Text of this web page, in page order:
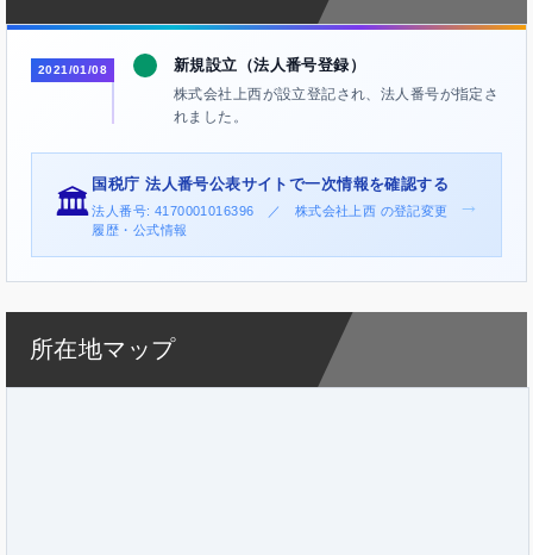
2021/01/08 新規設立（法人番号登録）
株式会社上西が設立登記され、法人番号が指定さ
れました。
🏛️
国税庁 法人番号公表サイトで一次情報を確認する
法人番号: 4170001016396 ／ 株式会社上西 の登記変更
履歴・公式情報
→
所在地マップ